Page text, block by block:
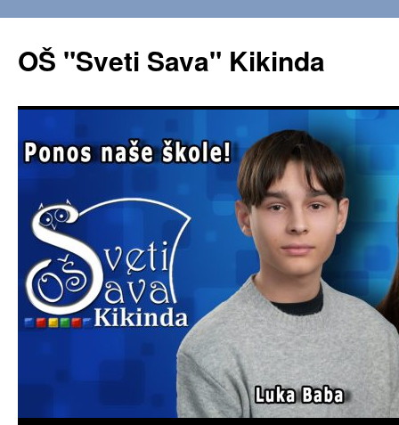
OŠ "Sveti Sava" Kikinda